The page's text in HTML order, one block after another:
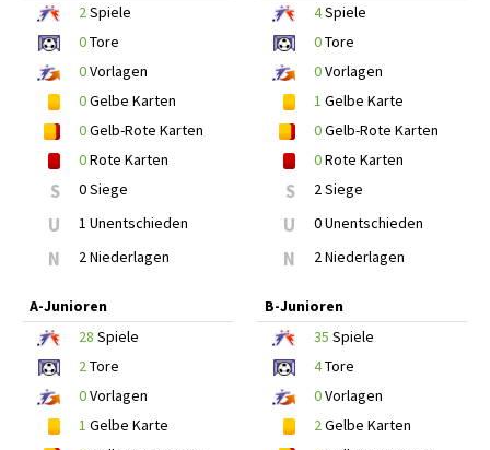
2Spiele
0Tore
0Vorlagen
0Gelbe Karten
0Gelb-Rote Karten
0Rote Karten
S 0 Siege
U 1 Unentschieden
N 2 Niederlagen
4Spiele
0Tore
0Vorlagen
1 Gelbe Karte
0Gelb-Rote Karten
0Rote Karten
S 2 Siege
U 0 Unentschieden
N 2 Niederlagen
A-Junioren
28 Spiele
2Tore
0Vorlagen
1 Gelbe Karte
B-Junioren
35 Spiele
4Tore
0Vorlagen
2Gelbe Karten